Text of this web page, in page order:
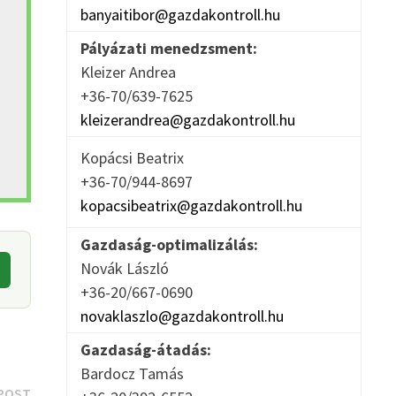
banyaitibor@gazdakontroll.hu
Pályázati menedzsment:
Kleizer Andrea
+36-70/639-7625
kleizerandrea@gazdakontroll.hu
Kopácsi Beatrix
+36-70/944-8697
kopacsibeatrix@gazdakontroll.hu
Gazdaság-optimalizálás:
Novák László
+36-20/667-0690
novaklaszlo@gazdakontroll.hu
Gazdaság-átadás:
Bardocz Tamás